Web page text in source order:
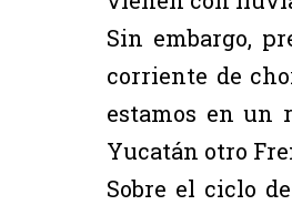
Sin embargo,
corriente de
estamos en un
Yucatán otro
Sobre el ciclo